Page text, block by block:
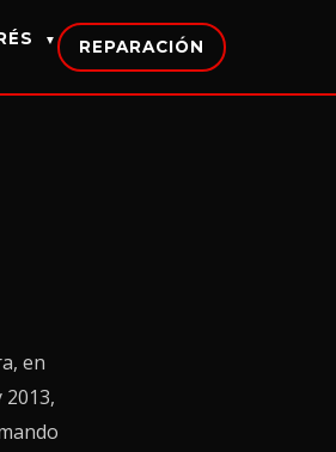
▼ REPARACIÓN
en